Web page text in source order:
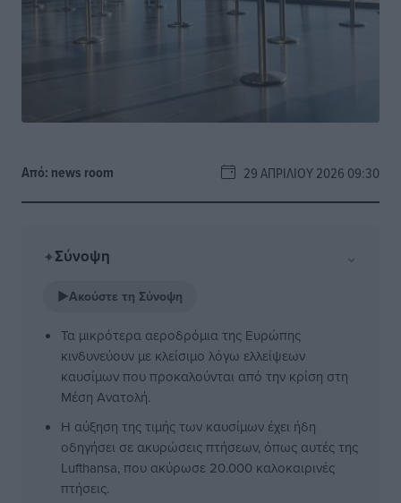
Από: news room 29 ΑΠΡΙΛΊΟΥ 2026 09:30
✦Σύνοψη ⌄
▶Ακούστε τη Σύνοψη
Τα μικρότερα αεροδρόμια της Ευρώπης
κινδυνεύουν με κλείσιμο λόγω ελλείψεων
καυσίμων που προκαλούνται από την κρίση στη
Μέση Ανατολή.
Η αύξηση της τιμής των καυσίμων έχει ήδη
οδηγήσει σε ακυρώσεις πτήσεων, όπως αυτές της
Lufthansa, που ακύρωσε 20.000 καλοκαιρινές
πτήσεις.